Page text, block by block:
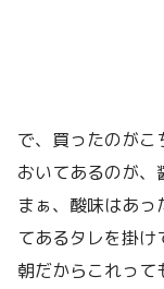
で、買ったのがこ
おいてあるのが、
まぁ、酸味はあ
てあるタレを掛け
朝だからこれっ